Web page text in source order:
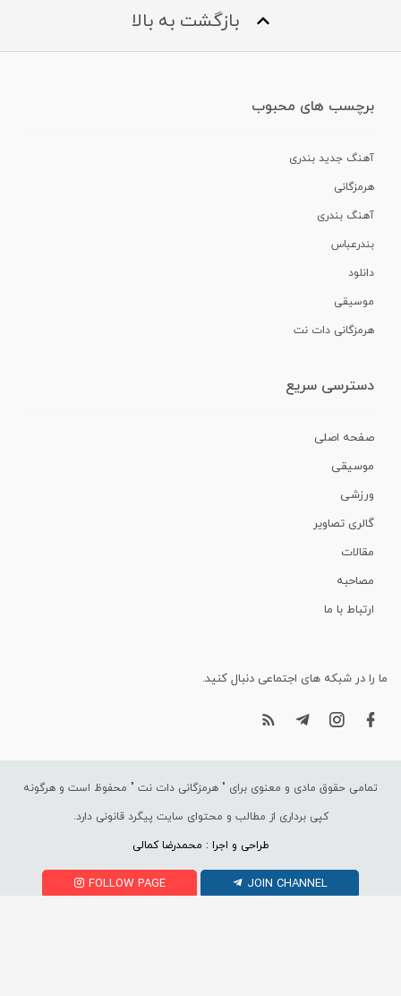
بازگشت به بالا
برچسب های محبوب
آهنگ جدید بندری
هرمزگانی
آهنگ بندری
بندرعباس
دانلود
موسیقی
هرمزگانی دات نت
دسترسی سریع
صفحه اصلی
موسیقی
ورزشی
گالری تصاویر
مقالات
مصاحبه
ارتباط با ما
ما را در شبکه های اجتماعی دنبال کنید.
تمامی حقوق مادی و معنوی برای " هرمزگانی دات نت " محفوظ است و هرگونه
کپی برداری از مطالب و محتوای سایت پیگرد قانونی دارد.
طراحی و اجرا : محمدرضا کمالی
FOLLOW PAGE JOIN CHANNEL